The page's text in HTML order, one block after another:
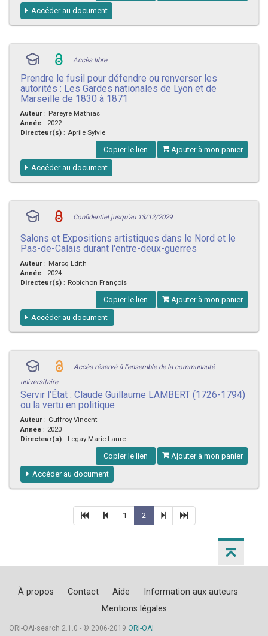
Accéder au document
Accès libre
Prendre le fusil pour défendre ou renverser les
autorités : Les Gardes nationales de Lyon et de
Marseille de 1830 à 1871
Auteur : Pareyre Mathias
Année : 2022
Directeur(s) : Aprile Sylvie
Copier le lien Ajouter à mon panier
Accéder au document
Confidentiel jusqu'au 13/12/2029
Salons et Expositions artistiques dans le Nord et le
Pas-de-Calais durant l'entre-deux-guerres
Auteur : Marcq Edith
Année : 2024
Directeur(s) : Robichon François
Copier le lien Ajouter à mon panier
Accéder au document
Accès réservé à l'ensemble de la communauté
universitaire
Servir l'État : Claude Guillaume LAMBERT (1726-1794)
ou la vertu en politique
Auteur : Guffroy Vincent
Année : 2020
Directeur(s) : Legay Marie-Laure
Copier le lien Ajouter à mon panier
Accéder au document
1 2
À propos Contact Aide
Information aux auteurs
Mentions légales
ORI-OAI-search 2.1.0 - © 2006-2019 ORI-OAI